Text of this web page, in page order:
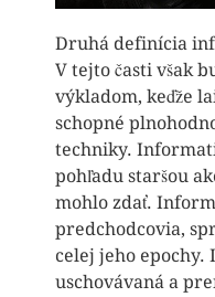
Druhá definícia
V tejto časti však
výkladom, keďže
schopné
techniky.
pohľadu staršou
mohlo zdať.
predchodcovia,
celej jeho epochy.
uschovávaná a